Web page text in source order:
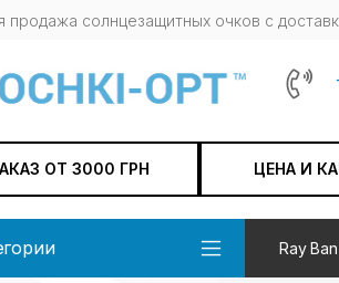
продажа солнцезащитных очков c
ОТ 3000 ГРН ЦЕНА И
Ray Ban